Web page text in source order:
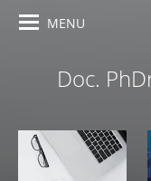
MENU
Doc.